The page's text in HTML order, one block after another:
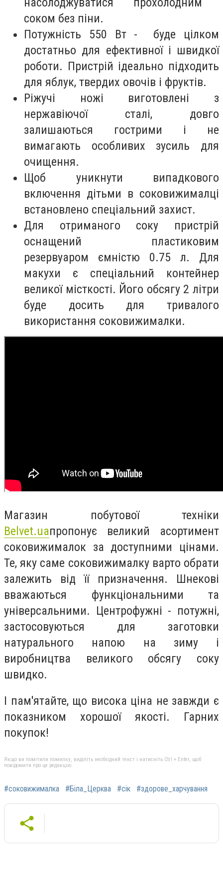
соком без піни.
Потужність 550 Вт - буде цілком
достатньо для ефективної і швидкої
роботи. Пристрій ідеально підходить
для яблук, твердих овочів і фруктів.
Ріжучі ножі виготовлені з
нержавіючої сталі, довго
залишаються гострими і не
вимагають особливих зусиль для
очищення.
Щоб уникнути випадкового
включення дітьми в соковижималці
встановлено спеціальний захист.
Для отриманого соку пристрій
оснащений пластиковим
резервуаром ємністю 0.75 л. Для
макухи є спеціальний контейнер
великої місткості. Його обсягу 2 літри
буде досить для тривалого
використання соковижималки.
Магазин побутової техніки
Belvet.uапропонує великий асортимент
соковижималок за доступними цінами.
Те, яку саме соковижималку варто обрати
залежить від її призначення. Шнекові
вважаються функціональними та
універсальними. Центрофужні - потужні,
застосовуються для заготовки
натурального напою на зиму і
виробництва великого обсягу соку
швидко.
І пам'ятайте, що висока ціна не завжди є
показником хорошої якості. Гарних
покупок!
Якщо ви помітили помилку, виділіть необхідний текст і натисніть Ctrl + Enter, щоб
повідомити про це редакцію
#соковижималка #Біла_Церква #сік #здорове_харчування